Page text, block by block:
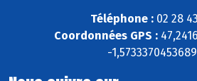
Téléphone :02 28
Coordonnées GPS :
-